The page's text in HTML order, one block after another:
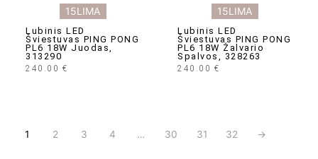
15LIMA
Lubinis LED
Šviestuvas PING PONG
PL6 18W Juodas,
313290
240.00 €
15LIMA
Lubinis LED
Šviestuvas PING PONG
PL6 18W Žalvario
Spalvos, 328263
240.00 €
1 2 3 4 … 30 31 32 →